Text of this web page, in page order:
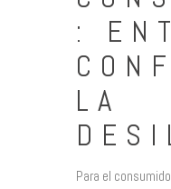
:
LA
Para el